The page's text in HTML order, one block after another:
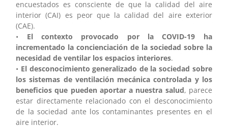
encuestados es consciente de que la calidad del aire
interior (CAI) es peor que la calidad del aire exterior
(CAE).
• El contexto provocado por la COVID-19 ha
incrementado la concienciación de la sociedad sobre la
necesidad de ventilar los espacios interiores.
• El desconocimiento generalizado de la sociedad sobre
los sistemas de ventilación mecánica controlada y los
beneficios que pueden aportar a nuestra salud, parece
estar directamente relacionado con el desconocimiento
de la sociedad ante los contaminantes presentes en el
aire interior.